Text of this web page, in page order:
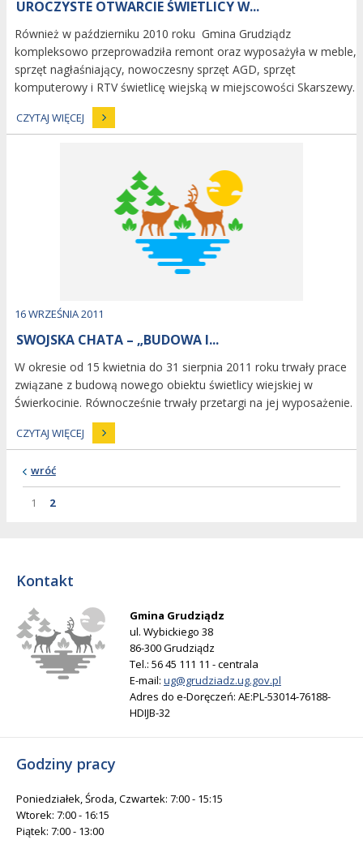
UROCZYSTE OTWARCIE ŚWIETLICY W...
Również w październiku 2010 roku Gmina Grudziądz
kompleksowo przeprowadziła remont oraz wyposażyła w meble,
sprzęt nagłaśniający, nowoczesny sprzęt AGD, sprzęt
komputerowy i RTV świetlicę wiejską w miejscowości Skarszewy.
CZYTAJ WIĘCEJ
Dodano
16WRZEŚNIA2011
SWOJSKA CHATA – „BUDOWA I...
W okresie od 15 kwietnia do 31 sierpnia 2011 roku trwały prace
związane z budową nowego obiektu świetlicy wiejskiej w
Świerkocinie. Równocześnie trwały przetargi na jej wyposażenie.
CZYTAJ WIĘCEJ
wróć
Strona
Strona
1 Strona
2
Kontakt
Gmina Grudziądz
ul. Wybickiego 38
86-300 Grudziądz
Tel.: 56 45 111 11 - centrala
E-mail: ug@grudziadz.ug.gov.pl
Adres do e-Doręczeń: AE:PL-53014-76188-
HDIJB-32
Godziny pracy
Poniedziałek, Środa, Czwartek: 7:00 - 15:15
Wtorek: 7:00 - 16:15
Piątek: 7:00 - 13:00